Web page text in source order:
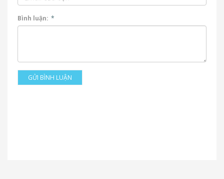
Bình luận: *
GỬI BÌNH LUẬN